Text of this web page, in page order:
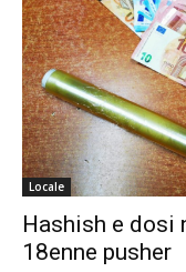
Locale
Hashish e dosi
18enne pusher